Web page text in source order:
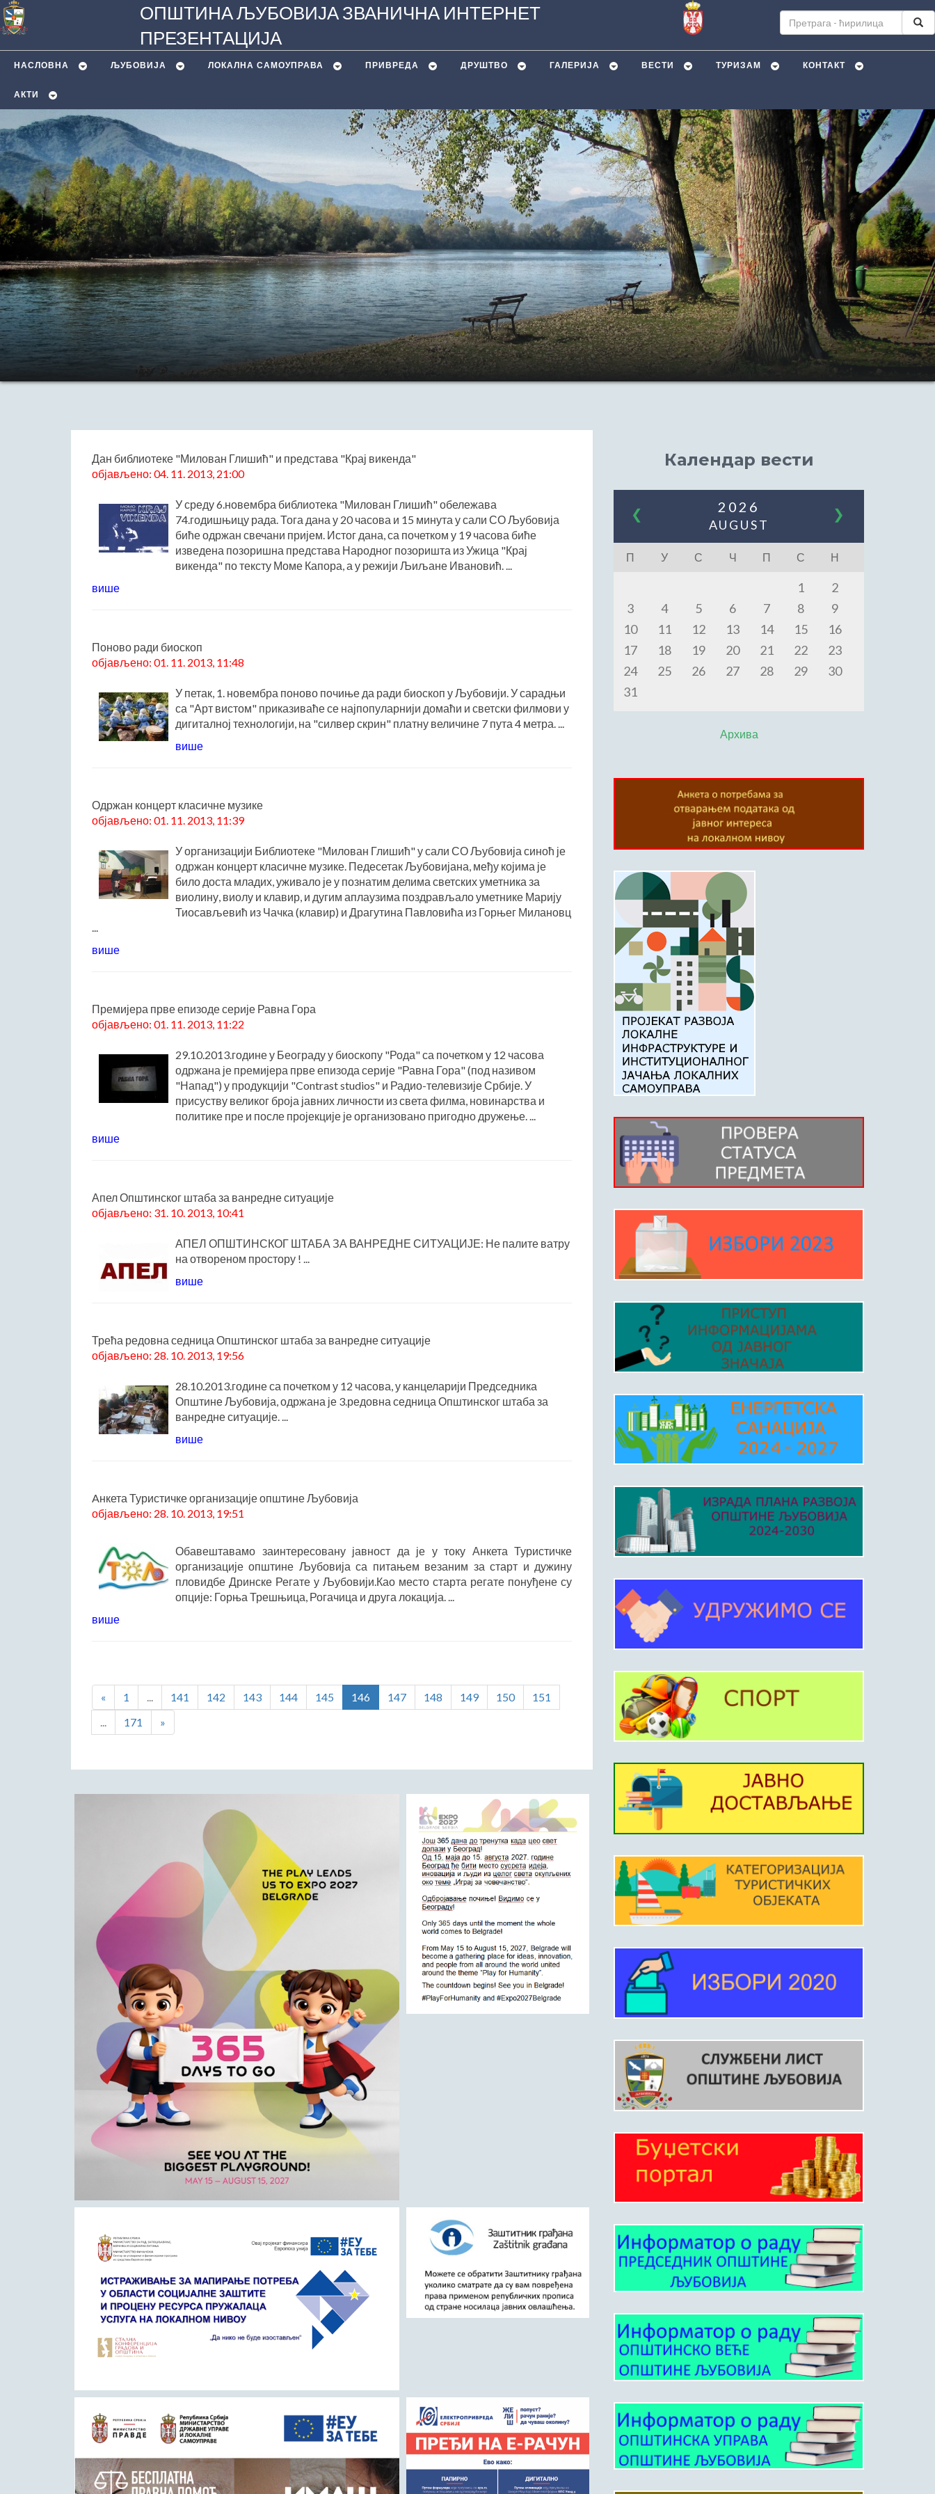
ОПШТИНА ЉУБОВИЈА ЗВАНИЧНА ИНТЕРНЕТ
ПРЕЗЕНТАЦИЈА
НАСЛОВНА ЉУБОВИЈA ЛОКАЛНА САМОУПРАВА ПРИВРЕДА ДРУШТВО ГАЛЕРИЈА ВЕСТИ ТУРИЗАМ КОНТАКТ
АКТИ
Дан библиотеке "Милован Глишић" и представа "Крај викенда"
објављено: 04. 11. 2013, 21:00
У среду 6.новембра библиотека "Милован Глишић" обележава
74.годишњицу рада. Тога дана у 20 часова и 15 минута у сали СО Љубовија
биће одржан свечани пријем. Истог дана, са почетком у 19 часова биће
изведена позоришна представа Народног позоришта из Ужица "Крај
викенда" по тексту Моме Капора, а у режији Љиљане Ивановић. ...
више
Поново ради биоскоп
објављено: 01. 11. 2013, 11:48
У петак, 1. новембра поново почиње да ради биоскоп у Љубовији. У сарадњи
са "Арт вистом" приказиваће се најпопуларнији домаћи и светски филмови у
дигиталној технологији, на "силвер скрин" платну величине 7 пута 4 метра. ...
више
Одржан концерт класичне музике
објављено: 01. 11. 2013, 11:39
У организацији Библиотеке "Милован Глишић" у сали СО Љубовија синоћ је
одржан концерт класичне музике. Педесетак Љубовијана, међу којима је
било доста младих, уживало је у познатим делима светских уметника за
виолину, виолу и клавир, и дугим аплаузима поздрављало уметнике Марију
Тиосављевић из Чачка (клавир) и Драгутина Павловића из Горњег Милановц
...
више
Премијера прве епизоде серије Равна Гора
објављено: 01. 11. 2013, 11:22
29.10.2013.године у Београду у биоскопу "Рода" са почетком у 12 часова
одржана је премијера прве епизода серије "Равна Гора" (под називом
"Напад") у продукцији "Contrast studios" и Радио-телевизије Србије. У
присуству великог броја јавних личности из света филма, новинарства и
политике пре и после пројекције је организовано пригодно дружење. ...
више
Апел Општинског штаба за ванредне ситуације
објављено: 31. 10. 2013, 10:41
АПЕЛ ОПШТИНСКОГ ШТАБА ЗА ВАНРЕДНЕ СИТУАЦИЈЕ: Не палите ватру
на отвореном простору ! ...
више
Трећа редовна седница Општинског штаба за ванредне ситуације
објављено: 28. 10. 2013, 19:56
28.10.2013.године са почетком у 12 часова, у канцеларији Председника
Општине Љубовија, одржана је 3.редовна седница Општинског штаба за
ванредне ситуације. ...
више
Aнкета Туристичке организације општине Љубовија
објављено: 28. 10. 2013, 19:51
Обавештавамо заинтересовану јавност да је у току Анкета Туристичке
организације општине Љубовија са питањем везаним за старт и дужину
пловидбе Дринске Регате у Љубовији.Као место старта регате понуђене су
опције: Горња Трешњица, Рогачица и друга локација. ...
више
« 1 ... 141 142 143 144 145 146 147 148 149 150
151
...
171 »
Календар вести
❮ ❯
2026
AUGUST
П У С Ч П С Н
1
2
3
4 5 6 7 8
9
10
11 12 13 14 15
16
17
18 19 20 21 22
23
24
25 26 27 28 29
30
31
Архива